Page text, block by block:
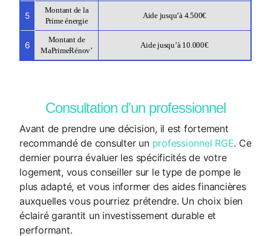
5
Montant de la
Prime énergie
Aide jusqu’à 4.500€
6
Montant de
MaPrimeRénov’
Aide jusqu’à 10.000€
Consultation d'un professionnel
Avant de prendre une décision, il est fortement
recommandé de consulter un professionnel RGE. Ce
dernier pourra évaluer les spécificités de votre
logement, vous conseiller sur le type de pompe le
plus adapté, et vous informer des aides financières
auxquelles vous pourriez prétendre. Un choix bien
éclairé garantit un investissement durable et
performant.